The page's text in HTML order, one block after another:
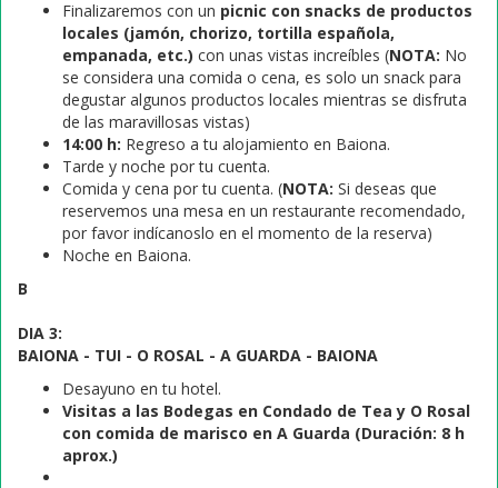
Finalizaremos con un picnic con snacks de productos
locales (jamón, chorizo, tortilla española,
empanada, etc.) con unas vistas increíbles (NOTA: No
se considera una comida o cena, es solo un snack para
degustar algunos productos locales mientras se disfruta
de las maravillosas vistas)
14:00 h: Regreso a tu alojamiento en Baiona.
Tarde y noche por tu cuenta.
Comida y cena por tu cuenta. (NOTA: Si deseas que
reservemos una mesa en un restaurante recomendado,
por favor indícanoslo en el momento de la reserva)
Noche en Baiona.
B
DIA 3:
BAIONA - TUI - O ROSAL - A GUARDA - BAIONA
Desayuno en tu hotel.
Visitas a las Bodegas en Condado de Tea y O Rosal
con comida de marisco en A Guarda (Duración: 8 h
aprox.)